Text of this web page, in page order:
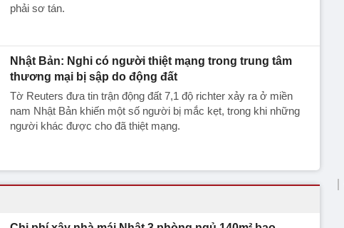
phải sơ tán.
Nhật Bản: Nghi có người thiệt mạng trong trung tâm
thương mại bị sập do động đất
Tờ Reuters đưa tin trận động đất 7,1 độ richter xảy ra ở miền
nam Nhật Bản khiến một số người bị mắc kẹt, trong khi những
người khác được cho đã thiệt mạng.